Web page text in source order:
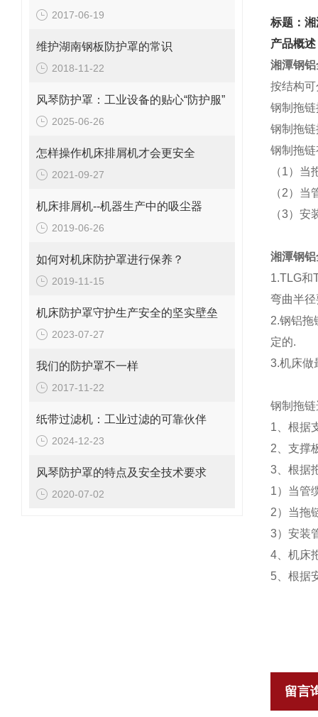
2017-06-19
维护湖南钢板防护罩的常识
2018-11-22
风琴防护罩：工业设备的贴心“防护服”
2025-06-26
怎样操作机床排屑机才会更安全
2021-09-27
机床排屑机--机器生产中的吸尘器
2019-06-26
如何对机床防护罩进行保养？
2019-11-15
机床防护罩守护生产安全的坚实壁垒
2023-07-27
我们的防护罩不一样
2017-11-22
纸带过滤机：工业过滤的可靠伙伴
2024-12-23
风琴防护罩的特点及安全技术要求
2020-07-02
标题：
产品概述
湘潭钢
按结构
钢制拖
钢制拖
钢制拖
（1）
（2）
（3）
湘潭钢
1.TLG和
弯曲半
2.钢铝拖
定的.
3.机床做
钢制拖
1、根据
2、支撑
3、根据
1）当管
2）当拖
3）安装
4、机床
5、根据
留言